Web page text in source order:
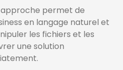
permet de
en langage naturel et
les fichiers et les
une solution